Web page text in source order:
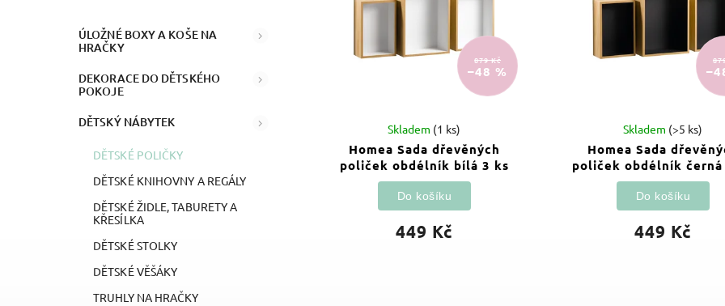
ÚLOŽNÉ BOXY A KOŠE NA
HRAČKY
DEKORACE DO DĚTSKÉHO
POKOJE
DĚTSKÝ NÁBYTEK
DĚTSKÉ POLIČKY
DĚTSKÉ KNIHOVNY A REGÁLY
DĚTSKÉ ŽIDLE, TABURETY A
KŘESÍLKA
DĚTSKÉ STOLKY
DĚTSKÉ VĚŠÁKY
TRUHLY NA HRAČKY
879 Kč
–48 %
Homea Sada dřevěných
poliček obdélník bílá 3 ks
Skladem (1 ks)
449 Kč
Do košíku
Homea Sada
poliček obdélník
Skladem (>5 ks)
449 Kč
Do košíku